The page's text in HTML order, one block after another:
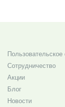
Сотрудничество
Акции
Блог
Новости